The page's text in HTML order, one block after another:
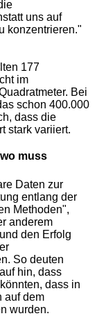
uns auf
konzentrieren."
177
im
Bei
schon 400.000
dass die
stark variiert.
muss
Daten zur
entlang der
Methoden",
anderem
den Erfolg
So deuten
hin, dass
dass in
auf dem
wurden.